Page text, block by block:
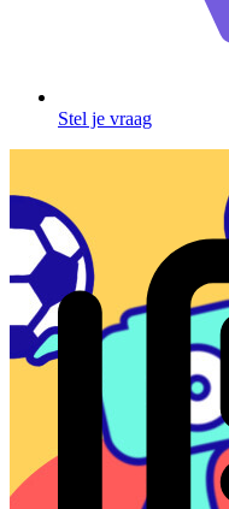
Stel je vraag